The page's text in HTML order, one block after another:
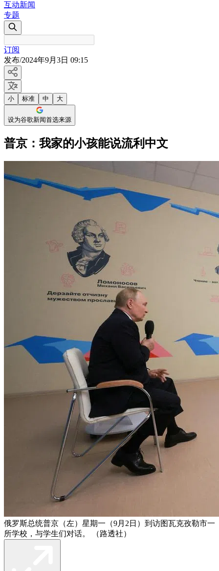
互动新闻
专题
订阅
发布/2024年9月3日 09:15
小 标准 中 大
设为谷歌新闻首选来源
普京：我家的小孩能说流利中文
俄罗斯总统普京（左）星期一（9月2日）到访图瓦克孜勒市一
所学校，与学生们对话。 （路透社）